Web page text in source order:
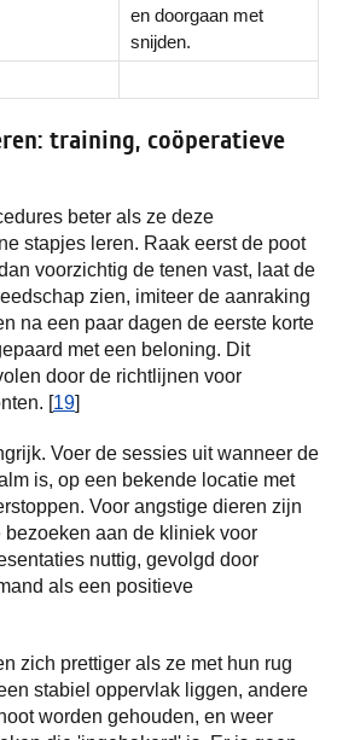
en doorgaan met
snijden.
training, coöperatieve
beter als ze deze
stapjes leren. Raak eerst de poot
voorzichtig de tenen vast, laat de
zien, imiteer de aanraking
na een paar dagen de eerste korte
met een beloning. Dit
door de richtlijnen voor
[19]
Voer de sessies uit wanneer de
is, op een bekende locatie met
Voor angstige dieren zijn
bezoeken aan de kliniek voor
nuttig, gevolgd door
als een positieve
zich prettiger als ze met hun rug
stabiel oppervlak liggen, andere
worden gehouden, en weer